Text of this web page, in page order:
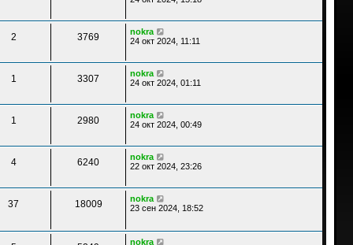
2 3769
nokra
24 окт 2024, 11:11
1 3307
nokra
24 окт 2024, 01:11
1 2980
nokra
24 окт 2024, 00:49
4 6240
nokra
22 окт 2024, 23:26
37 18009
nokra
23 сен 2024, 18:52
nokra